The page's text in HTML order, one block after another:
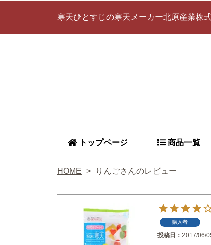
寒天ひとすじの寒天メーカー北原産業株
トップページ 商品一覧
HOME りんごさんのレビュー
購入者
投稿日 2017/06/